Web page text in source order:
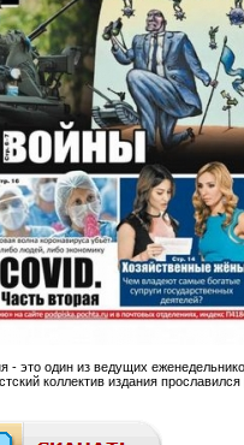
- это один из ведущих
коллектив издания